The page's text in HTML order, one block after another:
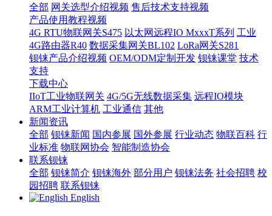
全部 网关选型介绍视频 售后技术支持视频
产品使用教程视频
4G RTU物联网关S475 以太网远程IO MxxxT系列 工业
4G路由器R40 数据采集网关BL102 LoRa网关S281
钡铼产品介绍视频 OEM/ODM定制开发 钡铼课堂 技术
支持
下载中心
IIoT工业物联网关 4G/5G无线数据采集 远程IO模块
ARM工业计算机 工业通信 其他
新闻资讯
全部 钡铼新闻 国内参展 国外参展 行业动态 物联百科 行
业标准 物联网协会 智能制造协会
联系钡铼
全部 钡铼简介 钡铼海外 部分用户 钡铼法务 社会招聘 校
园招聘 联系钡铼
English